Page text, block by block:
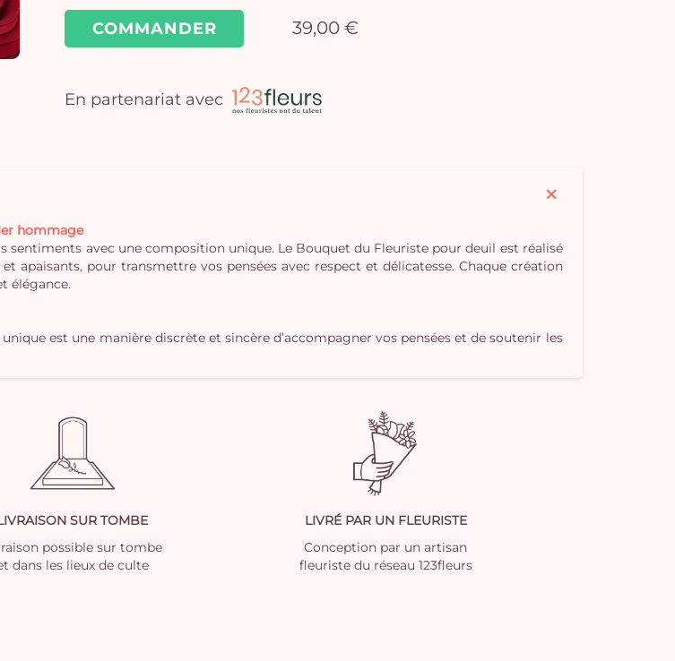
COMMANDER 39,00 €
En partenariat avec
hommage
sentiments avec une composition unique. Le Bouquet du Fleuriste pour deuil est réalisé
apaisants, pour transmettre vos pensées avec respect et délicatesse. Chaque création
élégance.
est une manière discrète et sincère d’accompagner vos pensées et de soutenir les
SUR TOMBE
possible sur tombe
dans les lieux de culte
LIVRÉ PAR UN FLEURISTE
Conception par un artisan
fleuriste du réseau 123fleurs